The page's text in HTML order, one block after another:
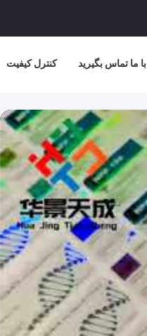
کنترل کیفیت با ما تماس بگیرید